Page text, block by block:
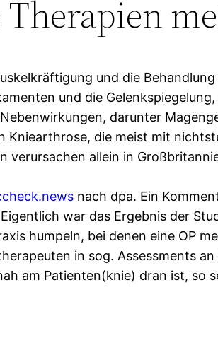
und die
und die
darunter
Kniearthrose, die meist mit
verursachen allein in
nach dpa. Ein
war das Ergebnis der
humpeln, bei denen eine OP
in sog. Assessments
am Patienten(knie) dran ist, so